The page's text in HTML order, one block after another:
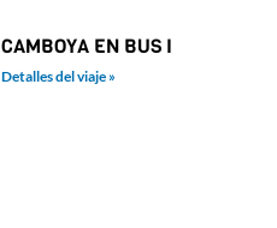
CAMBOYA EN BUS I
Detalles del viaje »